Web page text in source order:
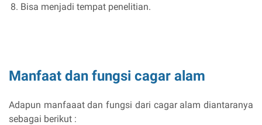
Bisa menjadi tempat penelitian.
Manfaat dan fungsi cagar alam
Adapun manfaaat dan fungsi dari cagar alam diantaranya
sebagai berikut :